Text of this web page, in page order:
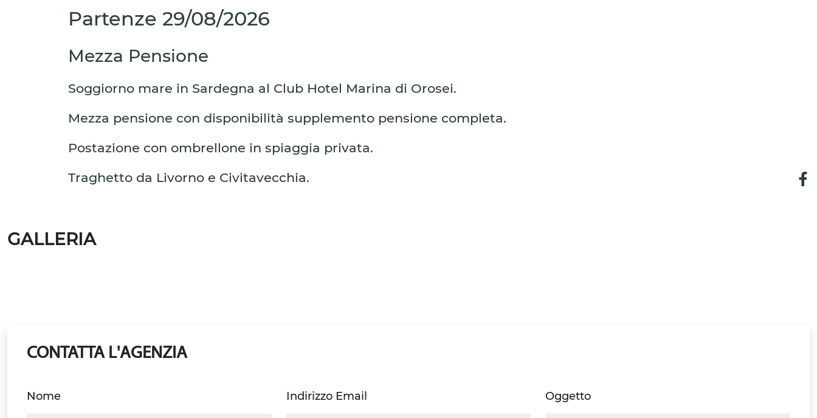
Partenze 29/08/2026
Mezza Pensione
Soggiorno mare in Sardegna al Club Hotel Marina di Orosei.
Mezza pensione con disponibilità supplemento pensione completa.
Postazione con ombrellone in spiaggia privata.
Traghetto da Livorno e Civitavecchia.
GALLERIA
CONTATTA L'AGENZIA
Nome Indirizzo Email Oggetto